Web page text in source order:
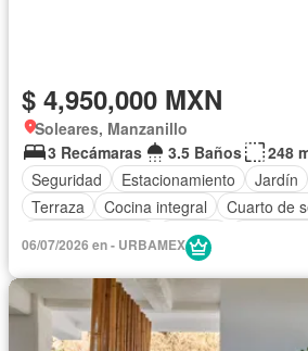
$ 4,950,000 MXN
Soleares, Manzanillo
3 Recámaras
3.5 Baños
248
Seguridad
Estacionamiento Jardín
Terraza
Cocina integral Cuarto de
Internet
Circuito cerrado de televisión
Cuarto de Limpieza
Vista panorámica
Recámara con closet
Caseta de vigilancia
Permite niños
06/07/2026 en - URBAMEX